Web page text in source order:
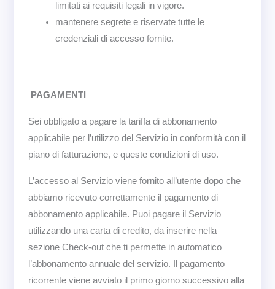
limitati ai requisiti legali in vigore.
mantenere segrete e riservate tutte le
credenziali di accesso fornite.
PAGAMENTI
Sei obbligato a pagare la tariffa di abbonamento
applicabile per l’utilizzo del Servizio in conformità con il
piano di fatturazione, e queste condizioni di uso.
L’accesso al Servizio viene fornito all’utente dopo che
abbiamo ricevuto correttamente il pagamento di
abbonamento applicabile. Puoi pagare il Servizio
utilizzando una carta di credito, da inserire nella
sezione Check-out che ti permette in automatico
l’abbonamento annuale del servizio. Il pagamento
ricorrente viene avviato il primo giorno successivo alla